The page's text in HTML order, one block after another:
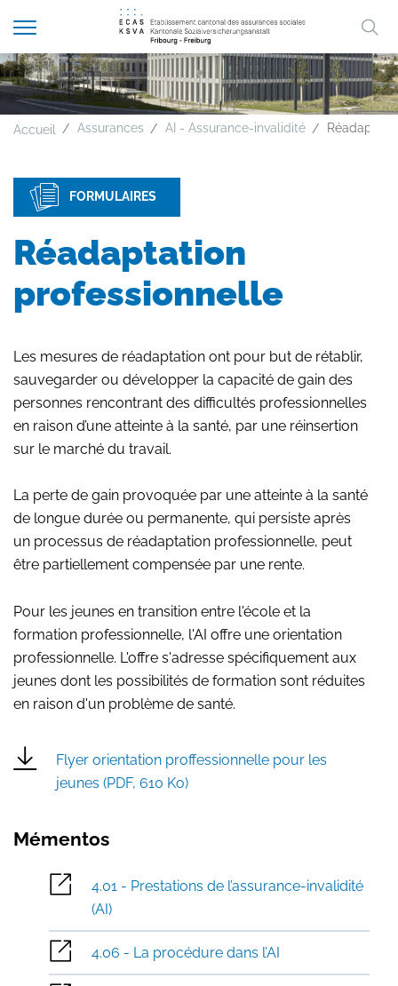
FR DE
A A A
Afficher
la
navigation
Accueil Assurances AI - Assurance-invalidité
FORMULAIRES
Réadaptation
professionnelle
Les mesures de réadaptation ont pour but de rétablir,
sauvegarder ou développer la capacité de gain des
personnes rencontrant des difficultés professionnelles
en raison d’une atteinte à la santé, par une réinsertion
sur le marché du travail.
La perte de gain provoquée par une atteinte à la santé
de longue durée ou permanente, qui persiste après
un processus de réadaptation professionnelle, peut
être partiellement compensée par une rente.
Pour les jeunes en transition entre l'école et la
formation professionnelle, l'AI offre une orientation
professionnelle. L'offre s'adresse spécifiquement aux
jeunes dont les possibilités de formation sont réduites
en raison d'un problème de santé.
Flyer orientation proffessionnelle pour les
jeunes(PDF, 610 Ko)
Mémentos
4.01 - Prestations de l’assurance-invalidité
(AI)
4.06 - La procédure dans l’AI